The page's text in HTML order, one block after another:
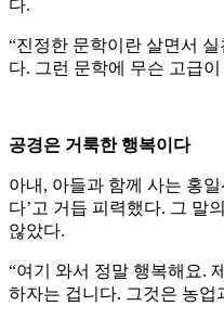
다.
“진정한 문학이란 살면서
다. 그런 문학에 무슨 고급
공경은 거룩한 행복이다
아내, 아들과 함께 사는 홍
다’고 거듭 피력했다. 그 말
않았다.
“여기 와서 정말 행복해요.
하자는 겁니다. 그것은 농업